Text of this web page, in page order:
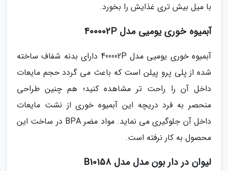
با میل بیش تری غذایش را بخورد.
آبمیوه خوری یومیی مدل 400002P
آبمیوه خوری یومیی مدل 400002P دارای بدنه شفاف ساخته
شده از پلی پرو پیلن است که باعث می گردد حجم مایعات
داخل آن را راحت تر مشاهده کنید؛ هم چنین طراحی
منحصر به فرد دریچه این آبمیوه خوری از نشت مایعات
داخل آن جلوگیری می نماید. مواد مضر BPA در ساخت این
محصول به کار نرفته است.
لیوان در دار بون مدل مدل B10158